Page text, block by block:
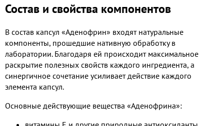
Состав и свойства компонентов
В состав капсул «Аденофрин» входят натуральные
компоненты, прошедшие нативную обработку в
лаборатории. Благодаря ей происходит максимальное
раскрытие полезных свойств каждого ингредиента, а
синергичное сочетание усиливает действие каждого
элемента капсул.
Основные действующие вещества «Аденофрина»: